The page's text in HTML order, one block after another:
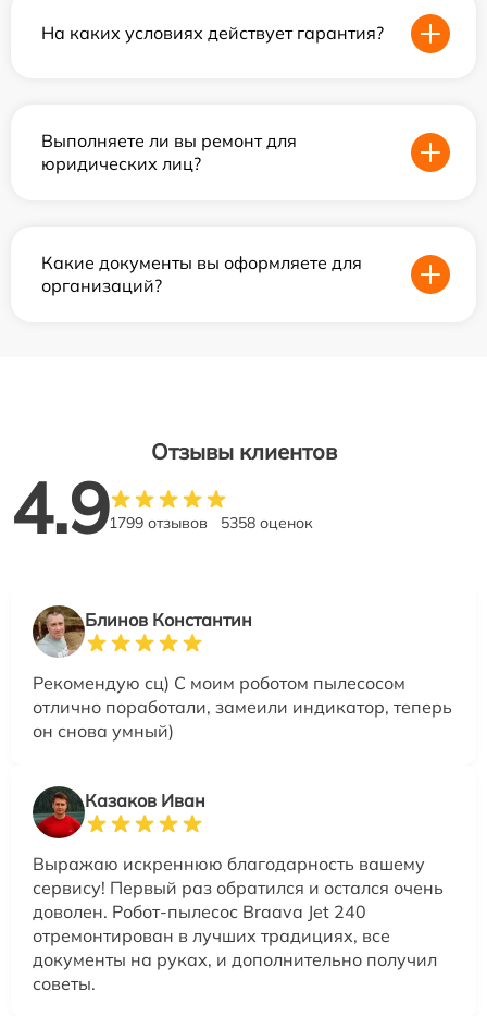
На каких условиях действует гарантия?
Выполняете ли вы ремонт для
юридических лиц?
Какие документы вы оформляете для
организаций?
Отзывы клиентов
4.91799 отзывов 5358 оценок
Блинов Константин
Рекомендую сц) С моим роботом пылесосом
отлично поработали, замеили индикатор, теперь
он снова умный)
Казаков Иван
Выражаю искреннюю благодарность вашему
сервису! Первый раз обратился и остался очень
доволен. Робот-пылесос Braava Jet 240
отремонтирован в лучших традициях, все
документы на руках, и дополнительно получил
советы.